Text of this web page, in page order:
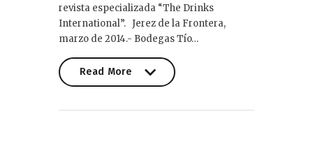
revista especializada “The Drinks
International”. Jerez de la Frontera,
marzo de 2014.- Bodegas Tío…
Read More